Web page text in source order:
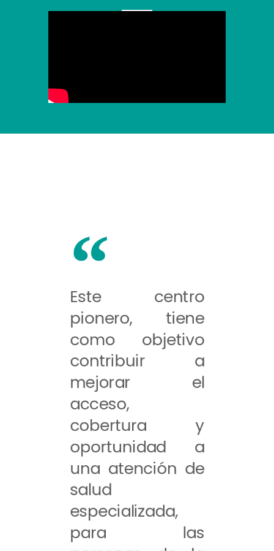
Este centro
pionero, tiene
como objetivo
contribuir a
mejorar el
acceso,
cobertura y
oportunidad a
una atención de
salud
especializada,
para las